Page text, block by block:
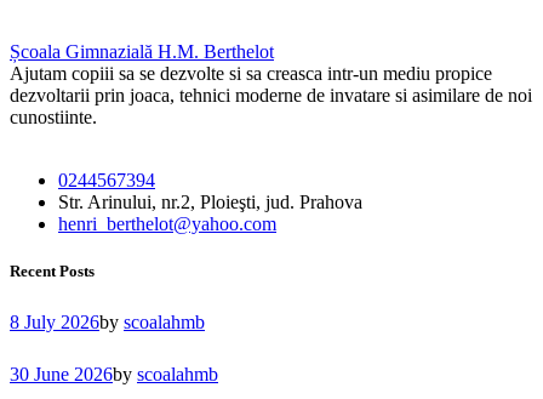
Școala Gimnazială H.M. Berthelot
Ajutam copiii sa se dezvolte si sa creasca intr-un mediu propice
dezvoltarii prin joaca, tehnici moderne de invatare si asimilare de noi
cunostiinte.
0244567394
Str. Arinului, nr.2, Ploieşti, jud. Prahova
henri_berthelot@yahoo.com
Recent Posts
8 July 2026by scoalahmb
30 June 2026by scoalahmb